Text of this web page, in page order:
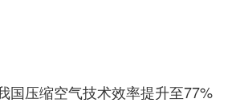
国压缩空气技术效率提升至77%